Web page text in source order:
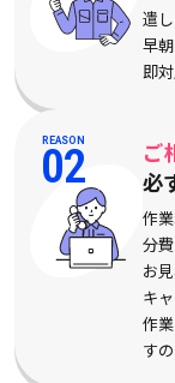
遣
早
即
REASON
02
ご
必
作
分
お
キ
作
す